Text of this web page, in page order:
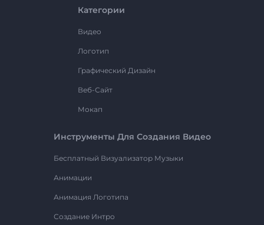
Категории
Видео
Логотип
Графический Дизайн
Веб-Сайт
Мокап
Инструменты Для Создания Видео
Бесплатный Визуализатор Музыки
Анимации
Анимация Логотипа
Создание Интро